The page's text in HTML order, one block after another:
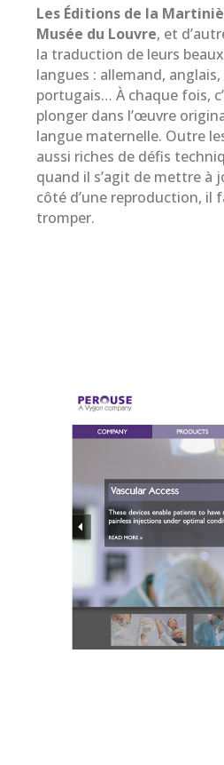
Les Éditions de la
Musée du Louvre, et
la traduction de leurs
langues : allemand,
portugais… À chaque fois,
plonger dans l’œuvre
langue maternelle. Outre
aussi riches de défis
quand il s’agit de mettre à
côté d’une reproduction, il
tromper.